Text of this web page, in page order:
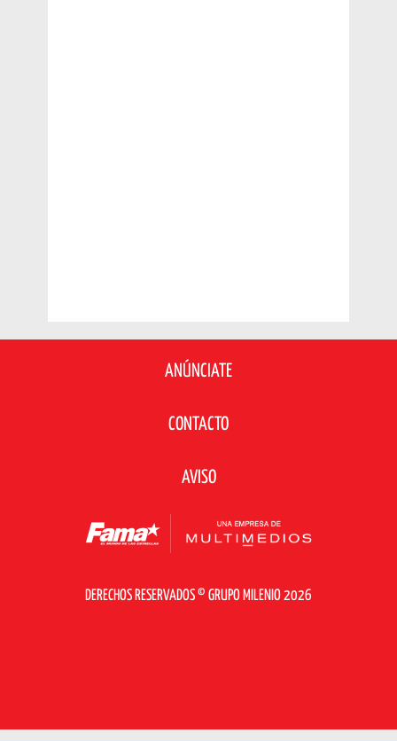
ANÚNCIATE
CONTACTO
AVISO
DERECHOS RESERVADOS © GRUPO MILENIO 2026